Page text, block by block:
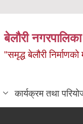
बेलौरी नगरपालिका
"समृद्ध बेलौरी
कार्यक्रम तथा